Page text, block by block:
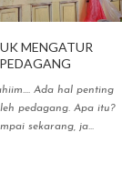
MENGATUR
Ada hal penting
pedagang. Apa itu?
sekarang, ja...